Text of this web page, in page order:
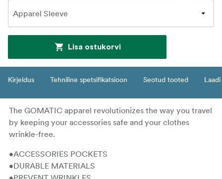
Lisa ostukorvi
Kirjeldus Tehniline spetsifikatsioon Seotud tooted
The GOMATIC apparel revolutionizes the way you travel
by keeping your accessories safe and your clothes
wrinkle-free.
•ACCESSORIES POCKETS
•DURABLE MATERIALS